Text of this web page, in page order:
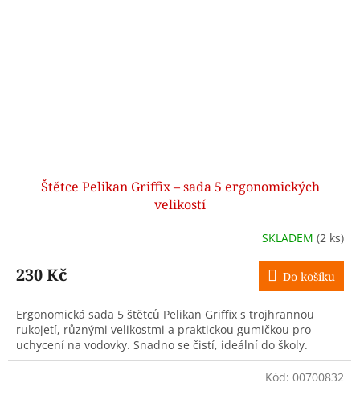
Štětce Pelikan Griffix – sada 5 ergonomických
velikostí
SKLADEM (2 ks)
230 Kč Do košíku
Ergonomická sada 5 štětců Pelikan Griffix s trojhrannou
rukojetí, různými velikostmi a praktickou gumičkou pro
uchycení na vodovky. Snadno se čistí, ideální do školy.
Kód: 00700832